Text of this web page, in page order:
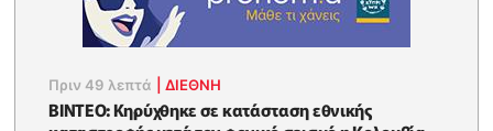
Πριν 49 λεπτά |ΔΙΕΘΝΗ
ΒΙΝTEO: Kηρύχθηκε σε κατάσταση εθνικής